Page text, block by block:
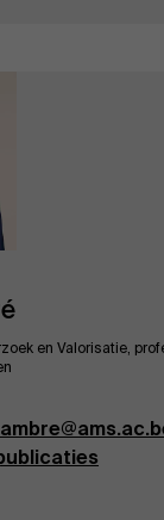
en Valorisatie,